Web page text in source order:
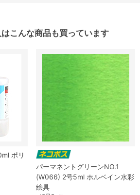
こんな商品も買っています
ポリ
パーマネントグリーンNO.1
(W066) 2号5ml ホルベイン水彩
絵具